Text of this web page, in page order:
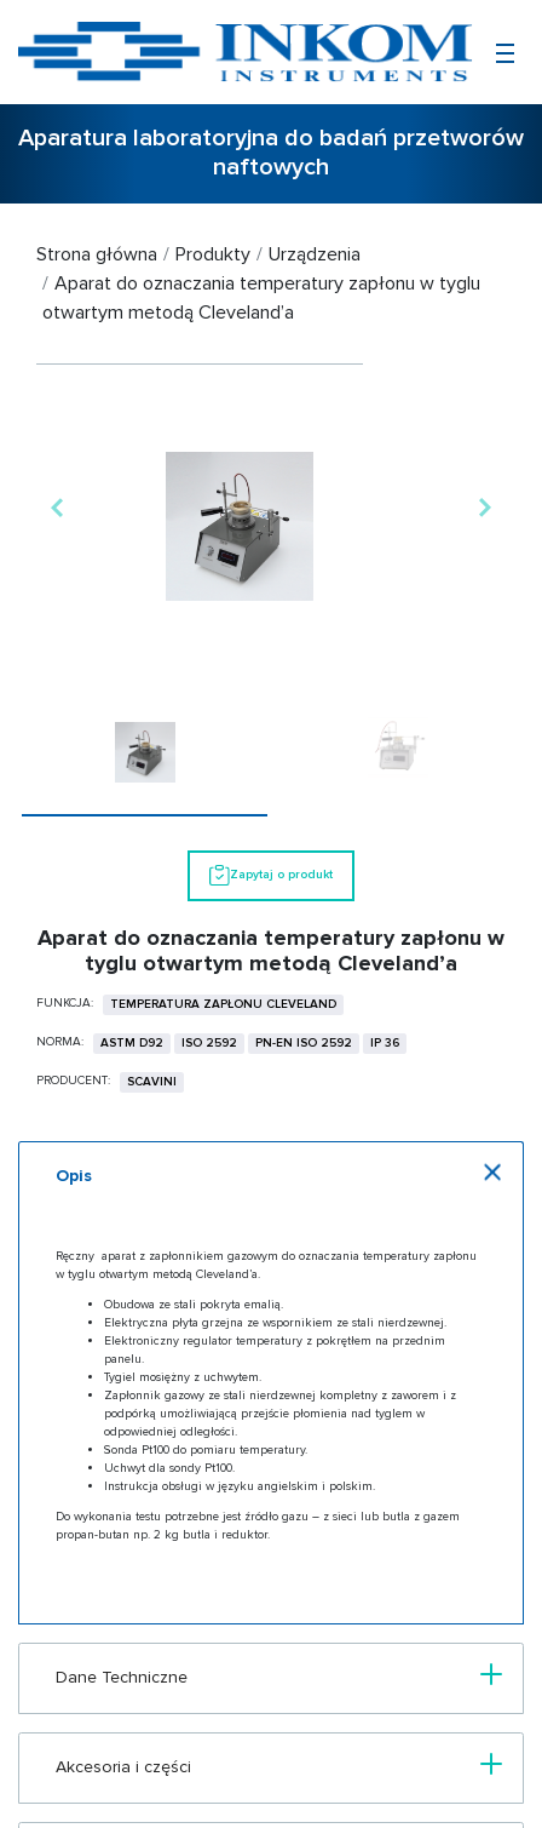
Aparatura laboratoryjna do badań przetworów
naftowych
Strona główna Produkty
Urządzenia
Aparat do oznaczania temperatury zapłonu w tyglu
otwartym metodą Cleveland’a
Zapytaj o produkt
Aparat do oznaczania temperatury zapłonu w
tyglu otwartym metodą Cleveland’a
FUNKCJA: TEMPERATURA ZAPŁONU CLEVELAND
NORMA: ASTM D92 ISO 2592 PN-EN ISO 2592 IP 36
PRODUCENT: SCAVINI
Opis
Ręczny aparat z zapłonnikiem gazowym do oznaczania temperatury zapłonu
w tyglu otwartym metodą Cleveland’a.
Obudowa ze stali pokryta emalią.
Elektryczna płyta grzejna ze wspornikiem ze stali nierdzewnej.
Elektroniczny regulator temperatury z pokrętłem na przednim
panelu.
Tygiel mosiężny z uchwytem.
Zapłonnik gazowy ze stali nierdzewnej kompletny z zaworem i z
podpórką umożliwiającą przejście płomienia nad tyglem w
odpowiedniej odległości.
Sonda Pt100 do pomiaru temperatury.
Uchwyt dla sondy Pt100.
Instrukcja obsługi w języku angielskim i polskim.
Do wykonania testu potrzebne jest źródło gazu – z sieci lub butla z gazem
propan-butan np. 2 kg butla i reduktor.
Dane Techniczne
Akcesoria i części